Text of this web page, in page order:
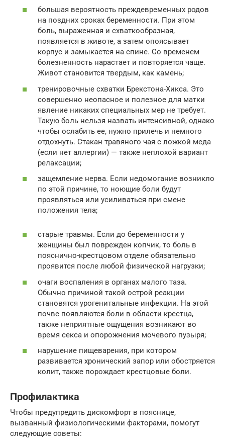
большая вероятность преждевременных родов
на поздних сроках беременности. При этом
боль, выраженная и схваткообразная,
появляется в животе, а затем опоясывает
корпус и замыкается на спине. Со временем
болезненность нарастает и повторяется чаще.
Живот становится твердым, как камень;
тренировочные схватки Брекстона-Хикса. Это
совершенно неопасное и полезное для матки
явление никаких специальных мер не требует.
Такую боль нельзя назвать интенсивной, однако
чтобы ослабить ее, нужно прилечь и немного
отдохнуть. Стакан травяного чая с ложкой меда
(если нет аллергии) — также неплохой вариант
релаксации;
защемление нерва. Если недомогание возникло
по этой причине, то ноющие боли будут
проявляться или усиливаться при смене
положения тела;
старые травмы. Если до беременности у
женщины был поврежден копчик, то боль в
пояснично-крестцовом отделе обязательно
проявится после любой физической нагрузки;
очаги воспаления в органах малого таза.
Обычно причиной такой острой реакции
становятся урогенитальные инфекции. На этой
почве появляются боли в области крестца,
также неприятные ощущения возникают во
время секса и опорожнения мочевого пузыря;
нарушение пищеварения, при котором
развивается хронический запор или обостряется
колит, также порождает крестцовые боли.
Профилактика
Чтобы предупредить дискомфорт в пояснице,
вызванный физиологическими факторами, помогут
следующие советы: